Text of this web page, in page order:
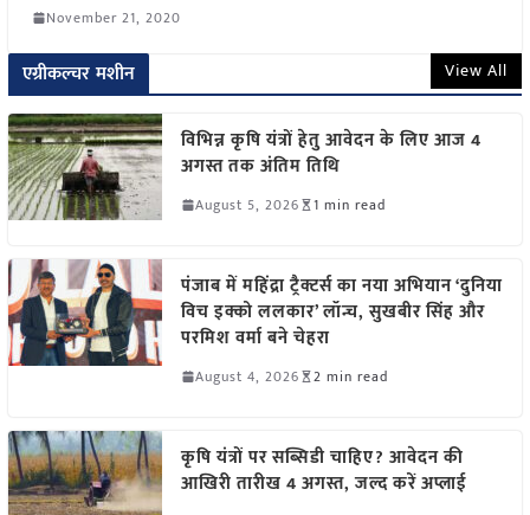
November 21, 2020
एग्रीकल्चर मशीन View All
विभिन्न कृषि यंत्रों हेतु आवेदन के लिए आज 4
अगस्त तक अंतिम तिथि
August 5, 2026 1 min read
पंजाब में महिंद्रा ट्रैक्टर्स का नया अभियान ‘दुनिया
विच इक्को ललकार’ लॉन्च, सुखबीर सिंह और
परमिश वर्मा बने चेहरा
August 4, 2026 2 min read
कृषि यंत्रों पर सब्सिडी चाहिए? आवेदन की
आखिरी तारीख 4 अगस्त, जल्द करें अप्लाई